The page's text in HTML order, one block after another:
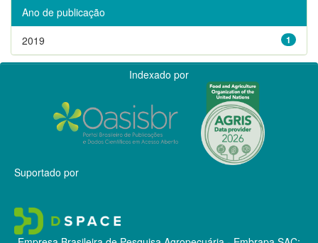
Ano de publicação
1
2019
Indexado por
Suportado por